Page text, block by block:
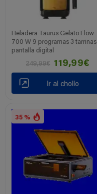
Heladera Taurus Gelato Flow
700 W 9 programas 3 tarrinas
pantalla digital
249,99€
119,99€
Ir al chollo
35 %